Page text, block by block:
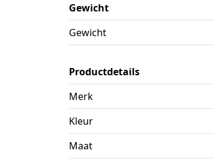
Gewicht
Gewicht
Productdetails
Merk
Kleur
Maat